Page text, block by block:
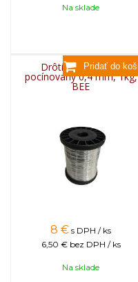
Na sklade
Drôtik do rámikov
pocínovaný 0,4 mm, 1kg,
BEE
8 € s DPH / ks
6,50 € bez DPH / ks
Na sklade